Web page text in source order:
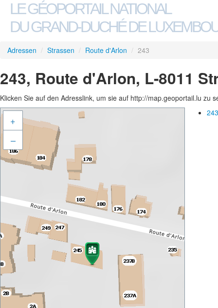
LE GÉOPORTAIL NATIONAL
DU GRAND-DUCHÉ DE
Adressen / Strassen / Route d'Arlon / 243
243, Route d'Arlon, L-8011
Klicken Sie auf den Adresslink, um sie auf http://map.geoportail.lu zu
+
–